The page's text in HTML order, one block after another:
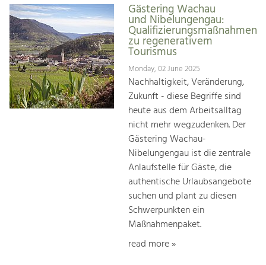
Gästering Wachau
und Nibelungengau:
Qualifizierungsmaßnahmen
zu regenerativem
Tourismus
Monday, 02 June 2025
Nachhaltigkeit, Veränderung,
Zukunft - diese Begriffe sind
heute aus dem Arbeitsalltag
nicht mehr wegzudenken. Der
Gästering Wachau-
Nibelungengau ist die zentrale
Anlaufstelle für Gäste, die
authentische Urlaubsangebote
suchen und plant zu diesen
Schwerpunkten ein
Maßnahmenpaket.
read more »